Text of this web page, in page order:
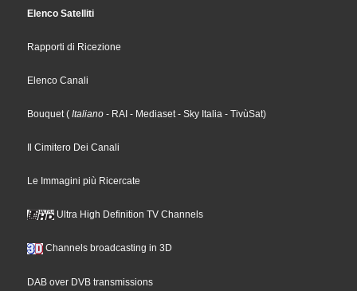
Elenco Satelliti
Rapporti di Ricezione
Elenco Canali
Bouquet ( Italiano - RAI - Mediaset - Sky Italia - TivùSat)
Il Cimitero Dei Canali
Le Immagini più Ricercate
Ultra High Definition TV Channels
Channels broadcasting in 3D
DAB over DVB transmissions